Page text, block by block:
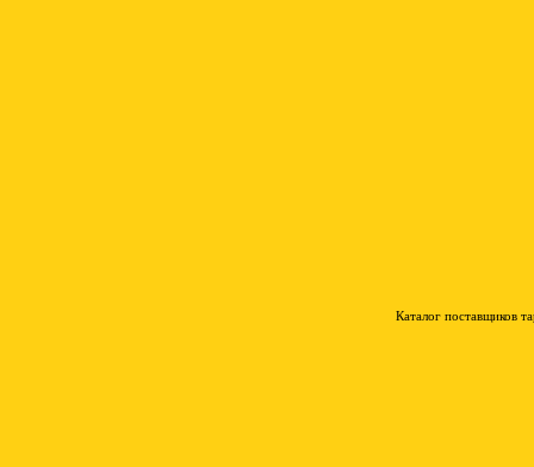
Каталог поставщиков